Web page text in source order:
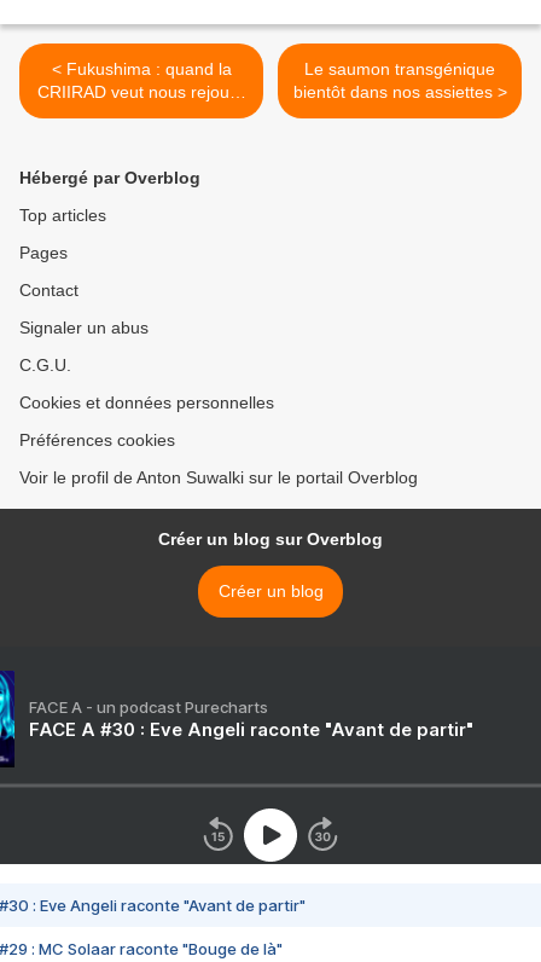
< Fukushima : quand la
CRIIRAD veut nous rejouer
la musique du nuage de
Le saumon transgénique
bientôt dans nos assiettes >
Hébergé par Overblog
Top articles
Pages
Contact
Signaler un abus
C.G.U.
Cookies et données personnelles
Préférences cookies
Voir le profil de Anton Suwalki sur le portail Overblog
Créer un blog sur Overblog
Créer un blog
FACE A - un podcast Purecharts
FACE A #30 : Eve Angeli raconte "Avant de partir"
#30 : Eve Angeli raconte "Avant de partir"
#29 : MC Solaar raconte "Bouge de là"